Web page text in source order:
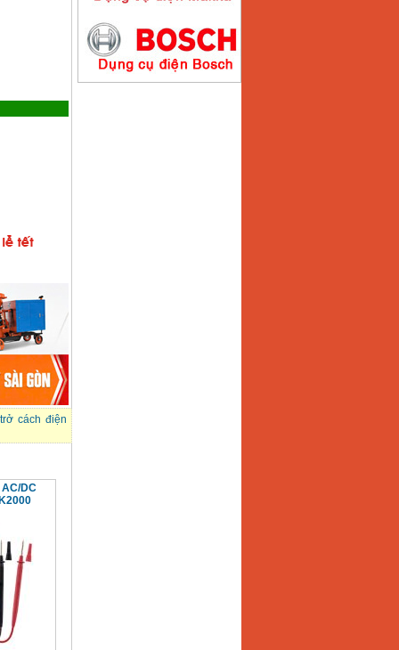
cách điện
DC
Máy hàn que điện tử
Hồng ký HK200E
Giá:4100000VND